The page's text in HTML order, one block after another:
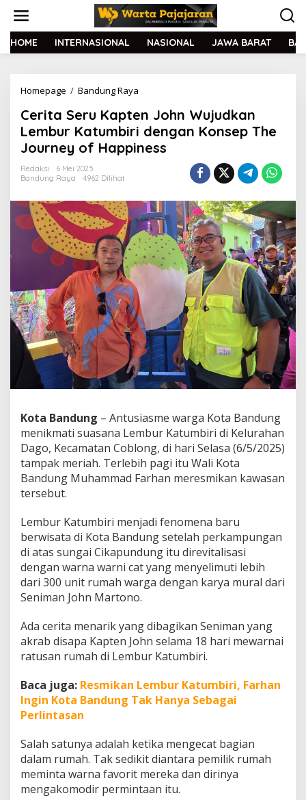
t
HOME INTERNASIONAL NASIONAL JAWA BARAT
Homepage / Bandung Raya
r
a
u
K
a
p
t
e
n
o
h
n
W
u
j
u
d
a
n
L
e
m
b
u
a
t
u
m
b
i
r
e
n
g
n
o
e
p
h
e
Cerita Seru Kapten John Wujudkan
Lembur Katumbiri dengan Konsep The
Journey of Happiness
Redaksi
6 Mei 2025
Bandung Raya
4962 Dilihat
Kota Bandung – Antusiasme warga Kota Bandung
menikmati suasana Lembur Katumbiri di Kelurahan
Dago, Kecamatan Coblong, di hari Selasa (6/5/2025)
tampak meriah. Terlebih pagi itu Wali Kota
Bandung Muhammad Farhan meresmikan kawasan
tersebut.
Lembur Katumbiri menjadi fenomena baru
berwisata di Kota Bandung setelah perkampungan
di atas sungai Cikapundung itu direvitalisasi
dengan warna warni cat yang menyelimuti lebih
dari 300 unit rumah warga dengan karya mural dari
Seniman John Martono.
Ada cerita menarik yang dibagikan Seniman yang
akrab disapa Kapten John selama 18 hari mewarnai
ratusan rumah di Lembur Katumbiri.
Baca juga: Resmikan Lembur Katumbiri, Farhan
Ingin Kota Bandung Tak Hanya Sebagai
Perlintasan
Salah satunya adalah ketika mengecat bagian
dalam rumah. Tak sedikit diantara pemilik rumah
meminta warna favorit mereka dan dirinya
mengakomodir permintaan itu.